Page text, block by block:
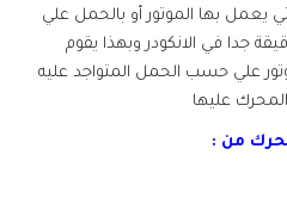
يعمل بها الموتور أو بالحمل علي
جدا في الانكودر وبهذا يقوم
علي حسب الحمل المتواجد عليه
المحرك عليها
من :